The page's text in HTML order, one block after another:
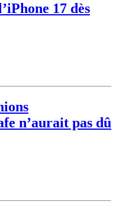
17 dès
n’aurait pas dû